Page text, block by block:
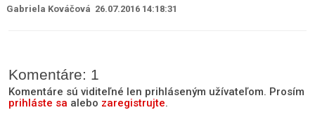
Gabriela Kováčová 26.07.2016 14:18:31
Komentáre: 1
Komentáre sú viditeľné len prihláseným užívateľom. Prosím
prihláste sa alebo zaregistrujte.